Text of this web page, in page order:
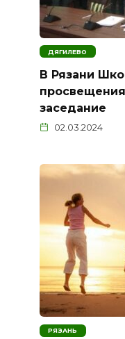
ДЯГИЛЕВО
В Рязани
заседание
02.03.2024
РЯЗАНЬ